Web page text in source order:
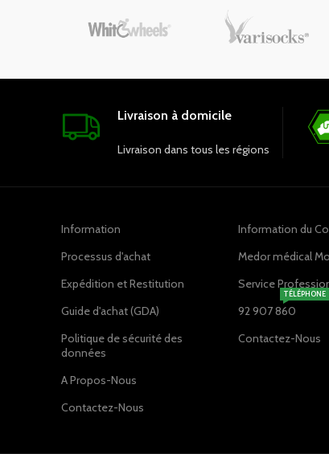
Livraison à domicile
Livraison dans tous les régions
Information
Processus d'achat
Expédition et Restitution
Guide d'achat (GDA)
Politique de sécurité des
données
A Propos-Nous
Contactez-Nous
Information du
Medor médical
Service
92 907 860
TÉLÉPHONE
Contactez-Nous